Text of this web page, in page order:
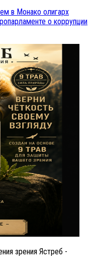
в Монако олигарх
о коррупции
зрения Ястреб -